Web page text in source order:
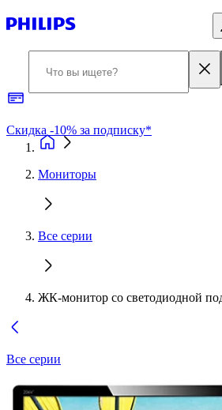
Скидка -10% за подписку*
Мониторы
Все серии
ЖК-монитор со светодиодной
Все серии